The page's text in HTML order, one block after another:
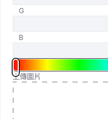
G
B
上傳圖片